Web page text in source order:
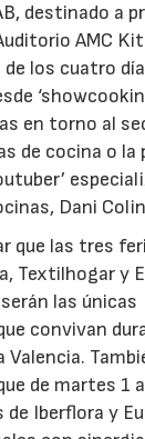
destinado a
AMC
de los cuatro
en torno al
de cocina o la
Dani
que las tres
Textilhogar y
las únicas
convivan
Valencia.
de martes 1
Iberflora y